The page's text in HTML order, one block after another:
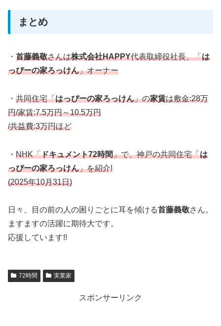
まとめ
・ 首藤義敬さんは株式会社HAPPY代表取締役社長、「は
っぴーの家ろっけん」オーナー
・ 共同住宅「はっぴーの家ろっけん」の家賃は敷金:28万
円/家賃:7.5万円～10.5万円
/共益費:3万円ほど
・ NHK「ドキュメント72時間」で、神戸の共同住宅「は
っぴーの家ろっけん」を紹介!
(2025年10月31日)
日々、目の前の人の困りごとに耳を傾ける首藤義敬さん。
ますますの活躍に期待大です。
応援しています!!
72時間 実業家
スポンサーリンク